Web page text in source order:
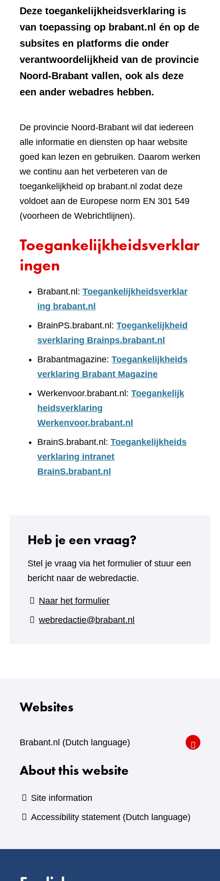
Deze toegankelijkheidsverklaring is
van toepassing op brabant.nl én op de
subsites en platforms die onder
verantwoordelijkheid van de provincie
Noord-Brabant vallen, ook als deze
een ander webadres hebben.
De provincie Noord-Brabant wil dat iedereen
alle informatie en diensten op haar website
goed kan lezen en gebruiken. Daarom werken
we continu aan het verbeteren van de
toegankelijkheid op brabant.nl zodat deze
voldoet aan de Europese norm EN 301 549
(voorheen de Webrichtlijnen).
Toegankelijkheidsverklar
ingen
Brabant.nl: Toegankelijkheidsverklar
ing brabant.nl
BrainPS.brabant.nl: Toegankelijkheid
sverklaring Brainps.brabant.nl
Brabantmagazine: Toegankelijkheids
verklaring Brabant Magazine
Werkenvoor.brabant.nl: Toegankelijk
heidsverklaring
Werkenvoor.brabant.nl
BrainS.brabant.nl: Toegankelijkheids
verklaring intranet
BrainS.brabant.nl
Heb je een vraag?
Stel je vraag via het formulier of stuur een
bericht naar de webredactie.
Naar het formulier(refers
to
webredactie@brabant.nl
Websites
Brabant.nl (Dutch language)
About this website
Site information
Accessibility statement (Dutch language)